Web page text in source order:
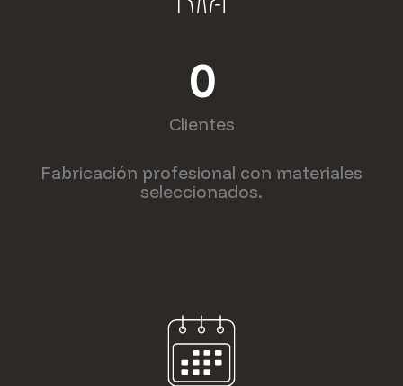
Clientes
0
Fabricación profesional con materiales
seleccionados.